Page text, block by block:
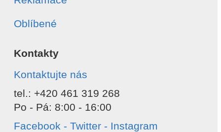
Oblíbené
Kontakty
Kontaktujte nás
tel.: +420 461 319 268
Po - Pá: 8:00 - 16:00
Facebook - Twitter - Instagram